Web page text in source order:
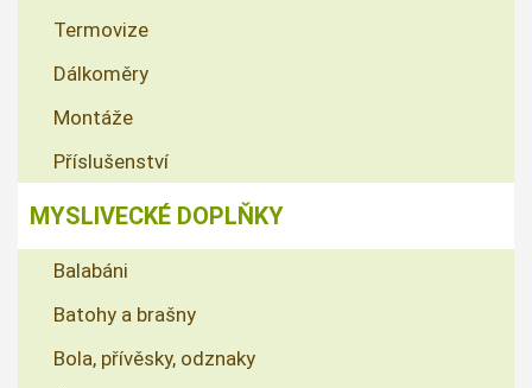
Termovize
Dálkoměry
Montáže
Příslušenství
MYSLIVECKÉ DOPLŇKY
Balabáni
Batohy a brašny
Bola, přívěsky, odznaky